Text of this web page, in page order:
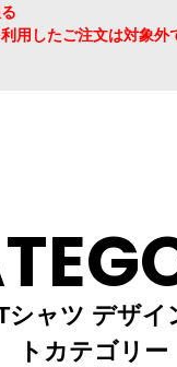
用したご注文は対象外
シャツ デザイ
トカテゴリー